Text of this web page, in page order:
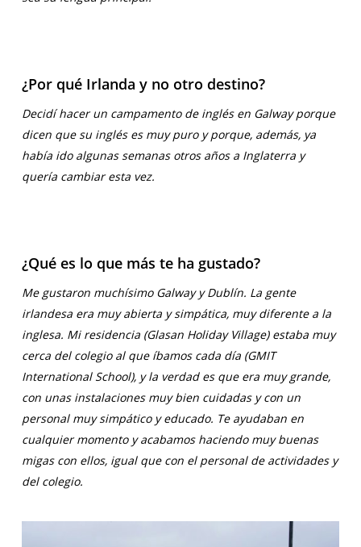
¿Por qué Irlanda y no otro destino?
Decidí hacer un campamento de inglés en Galway porque
dicen que su inglés es muy puro y porque, además, ya
había ido algunas semanas otros años a Inglaterra y
quería cambiar esta vez.
¿Qué es lo que más te ha gustado?
Me gustaron muchísimo Galway y Dublín. La gente
irlandesa era muy abierta y simpática, muy diferente a la
inglesa. Mi residencia (Glasan Holiday Village) estaba muy
cerca del colegio al que íbamos cada día (GMIT
International School), y la verdad es que era muy grande,
con unas instalaciones muy bien cuidadas y con un
personal muy simpático y educado. Te ayudaban en
cualquier momento y acabamos haciendo muy buenas
migas con ellos, igual que con el personal de actividades y
del colegio.